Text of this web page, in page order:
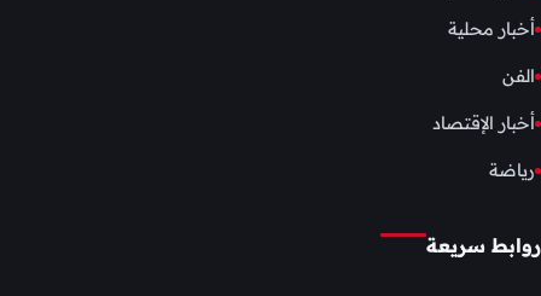
أخبار محلية
الفن
أخبار الإقتصاد
رياضة
روابط سريعة